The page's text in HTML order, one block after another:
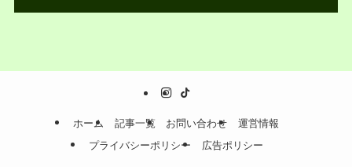
ホーム 記事一覧 お問い合わせ
運営情報
プライバシーポリシー
広告ポリシー